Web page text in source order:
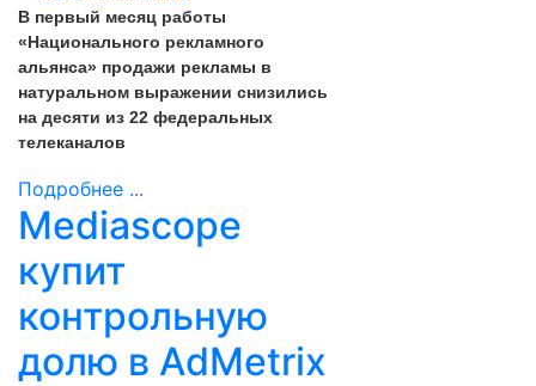
В первый месяц работы
«Национального рекламного
альянса» продажи рекламы в
натуральном выражении снизились
на десяти из 22 федеральных
телеканалов
Подробнее ...
Mediascope
купит
контрольную
долю в AdMetrix